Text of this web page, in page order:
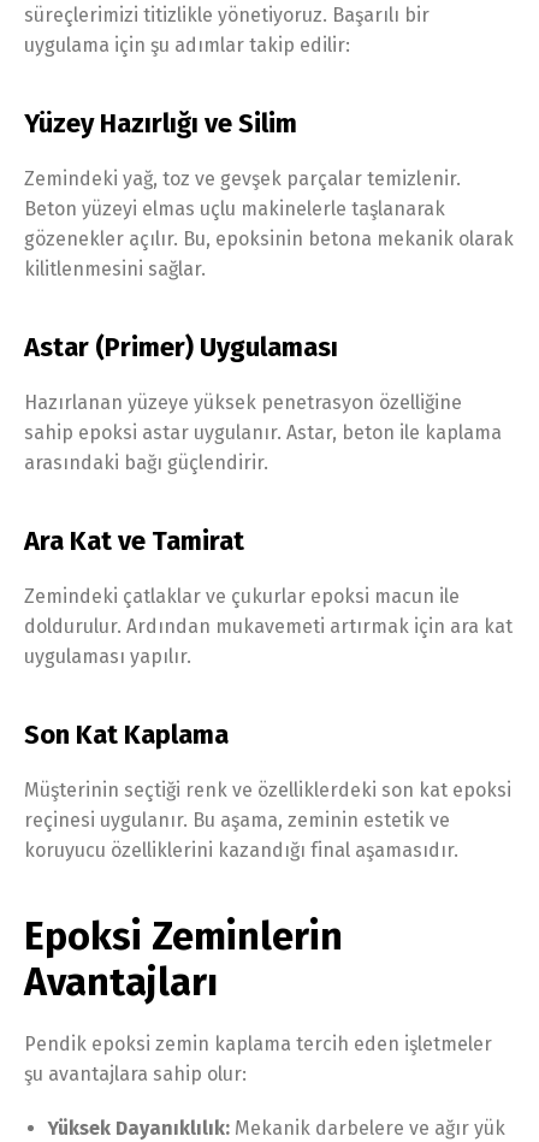
süreçlerimizi titizlikle yönetiyoruz. Başarılı bir
uygulama için şu adımlar takip edilir:
Yüzey Hazırlığı ve Silim
Zemindeki yağ, toz ve gevşek parçalar temizlenir.
Beton yüzeyi elmas uçlu makinelerle taşlanarak
gözenekler açılır. Bu, epoksinin betona mekanik olarak
kilitlenmesini sağlar.
Astar (Primer) Uygulaması
Hazırlanan yüzeye yüksek penetrasyon özelliğine
sahip epoksi astar uygulanır. Astar, beton ile kaplama
arasındaki bağı güçlendirir.
Ara Kat ve Tamirat
Zemindeki çatlaklar ve çukurlar epoksi macun ile
doldurulur. Ardından mukavemeti artırmak için ara kat
uygulaması yapılır.
Son Kat Kaplama
Müşterinin seçtiği renk ve özelliklerdeki son kat epoksi
reçinesi uygulanır. Bu aşama, zeminin estetik ve
koruyucu özelliklerini kazandığı final aşamasıdır.
Epoksi Zeminlerin
Avantajları
Pendik epoksi zemin kaplama tercih eden işletmeler
şu avantajlara sahip olur:
Yüksek Dayanıklılık: Mekanik darbelere ve ağır yük